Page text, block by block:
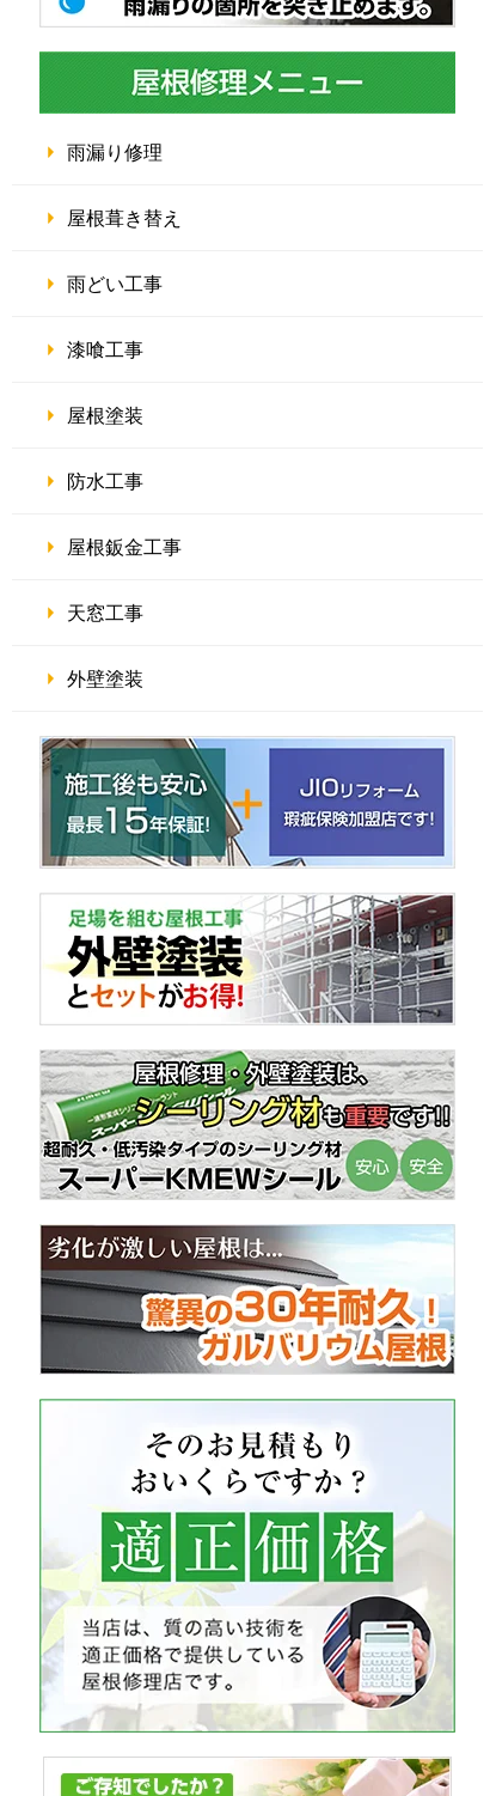
雨漏り修理
屋根葺き替え
雨どい工事
漆喰工事
屋根塗装
防水工事
屋根鈑金工事
天窓工事
外壁塗装